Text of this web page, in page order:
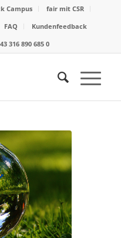
Campus
fair mit CSR
FAQ
Kundenfeedback
316 890 685 0